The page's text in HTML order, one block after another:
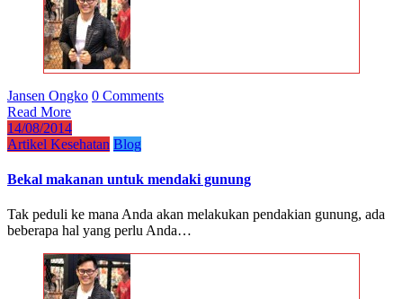
Jansen Ongko 0 Comments
Read More
14/08/2014
Artikel Kesehatan Blog
Bekal makanan untuk mendaki gunung
Tak peduli ke mana Anda akan melakukan pendakian gunung, ada
beberapa hal yang perlu Anda…